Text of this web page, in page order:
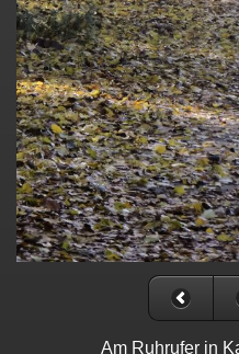
Am Ruhrufer in